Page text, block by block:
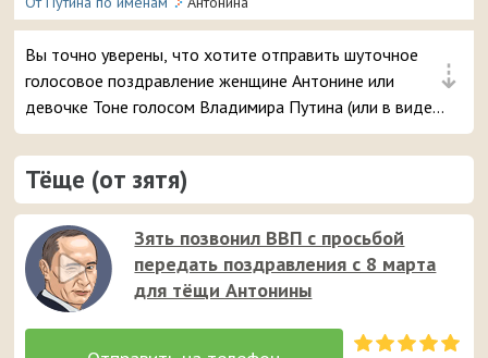
⇣
Вы точно уверены, что хотите отправить шуточное
голосовое поздравление женщине Антонине или
девочке Тоне голосом Владимира Путина (или в виде
прикольного звонка-розыгрыша из отделения полиции)
на телефон в день 8 марта? 😘 Это самые популярные
поздравления, вашей даме точно понравится – и
неожиданный звонок и поданные с юмором аудио
пожелания 😉 💐
Тёще (от зятя)
Зять позвонил ВВП с просьбой
передать поздравления с 8 марта
для тёщи Антонины